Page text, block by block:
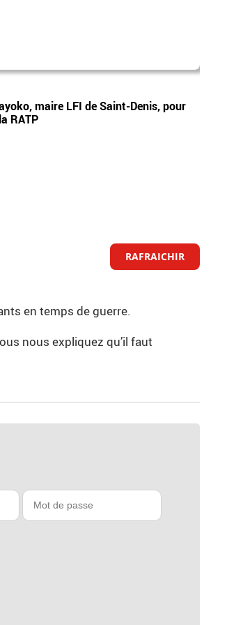
maire LFI de Saint-Denis, pour
RATP
RAFRAICHIR
en temps de guerre.
nous expliquez qu’il faut